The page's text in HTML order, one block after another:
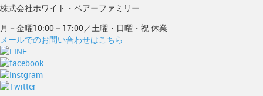
株式会社ホワイト・ベアーファミリー
月－金曜10:00－17:00／土曜・日曜・祝 休業
メールでのお問い合わせはこちら